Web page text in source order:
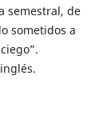
semestral, de
sometidos a